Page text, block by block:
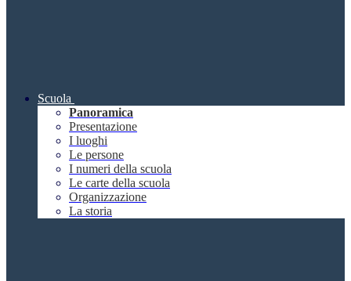
Scuola
Panoramica
Presentazione
I luoghi
Le persone
I numeri della scuola
Le carte della scuola
Organizzazione
La storia